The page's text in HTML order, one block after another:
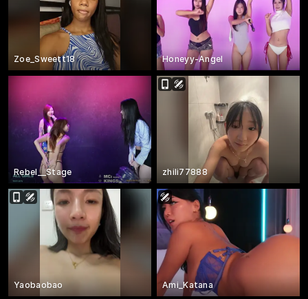
Zoe_Sweett18 Honeyy-Angel
Rebel__Stage zhili77888
Yaobaobao Ami_Katana